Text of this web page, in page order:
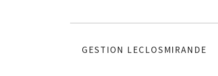
AUTHOR
GESTION LECLOSMIRANDE